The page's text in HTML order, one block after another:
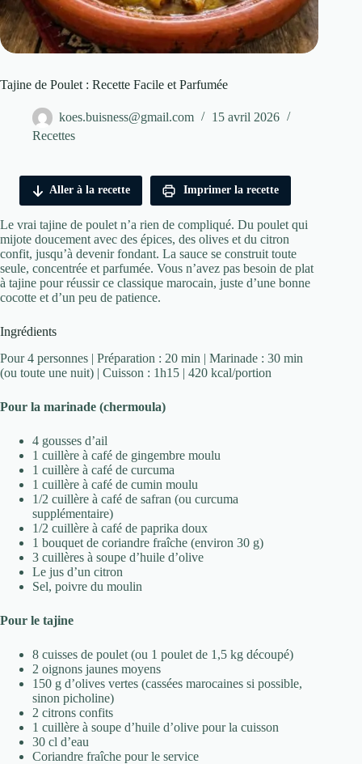
Tajine de Poulet : Recette Facile et Parfumée
koes.buisness@gmail.com
15 avril 2026
Recettes
Aller à la recette Imprimer la recette
Le vrai tajine de poulet n’a rien de compliqué. Du poulet qui
mijote doucement avec des épices, des olives et du citron
confit, jusqu’à devenir fondant. La sauce se construit toute
seule, concentrée et parfumée. Vous n’avez pas besoin de plat
à tajine pour réussir ce classique marocain, juste d’une bonne
cocotte et d’un peu de patience.
Ingrédients
Pour 4 personnes | Préparation : 20 min | Marinade : 30 min
(ou toute une nuit) | Cuisson : 1h15 | 420 kcal/portion
Pour la marinade (chermoula)
4 gousses d’ail
1 cuillère à café de gingembre moulu
1 cuillère à café de curcuma
1 cuillère à café de cumin moulu
1/2 cuillère à café de safran (ou curcuma
supplémentaire)
1/2 cuillère à café de paprika doux
1 bouquet de coriandre fraîche (environ 30 g)
3 cuillères à soupe d’huile d’olive
Le jus d’un citron
Sel, poivre du moulin
Pour le tajine
8 cuisses de poulet (ou 1 poulet de 1,5 kg découpé)
2 oignons jaunes moyens
150 g d’olives vertes (cassées marocaines si possible,
sinon picholine)
2 citrons confits
1 cuillère à soupe d’huile d’olive pour la cuisson
30 cl d’eau
Coriandre fraîche pour le service